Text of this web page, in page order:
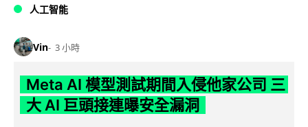
人工智能
Vin 3 小時
Meta AI 模型測試期間入侵他家公司 三
大 AI 巨頭接連曝安全漏洞